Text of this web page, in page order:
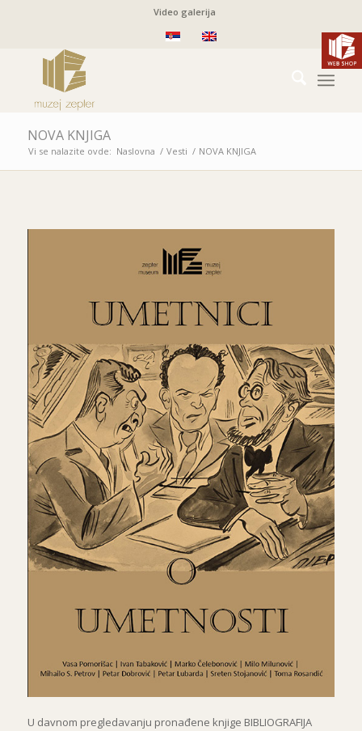
Video galerija
NOVA KNJIGA
Vi se nalazite ovde: Naslovna / Vesti / NOVA KNJIGA
U davnom pregledavanju pronađene knjige BIBLIOGRAFIJA